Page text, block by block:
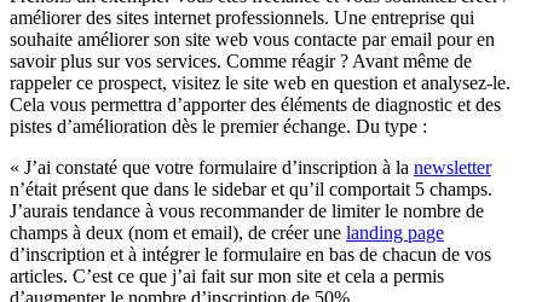
améliorer des sites internet professionnels. Une entreprise qui
souhaite améliorer son site web vous contacte par email pour en
savoir plus sur vos services. Comme réagir ? Avant même de
rappeler ce prospect, visitez le site web en question et analysez-le.
Cela vous permettra d’apporter des éléments de diagnostic et des
pistes d’amélioration dès le premier échange. Du type :
« J’ai constaté que votre formulaire d’inscription à la newsletter
n’était présent que dans le sidebar et qu’il comportait 5 champs.
J’aurais tendance à vous recommander de limiter le nombre de
champs à deux (nom et email), de créer une landing page
d’inscription et à intégrer le formulaire en bas de chacun de vos
articles. C’est ce que j’ai fait sur mon site et cela a permis
d’augmenter le nombre d’inscription de 50%.